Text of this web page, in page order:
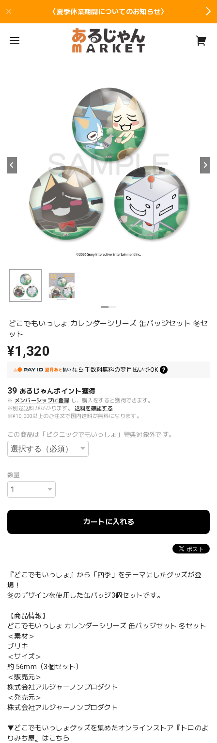
〈夏季休業期間についてのお知らせ〉
どこでもいっしょ カレンダーシリーズ 缶バッジセット 冬セ
ット
¥1,320
なら 手数料無料の翌月払いでOK
39 あるじゃんポイント獲得
※ メンバーシップに登録 し、購入をすると獲得できます。
※別途送料がかかります。
送料を確認する
※¥10,000以上のご注文で国内送料が無料になります。
この商品は「ピクニックでもいっしょ」特典対象外です。
数量
カートに入れる
『どこでもいっしょ』から「四季」をテーマにしたグッズが登
場！
冬のデザインを使用した缶バッジ3個セットです。
【商品情報】
どこでもいっしょ カレンダーシリーズ 缶バッジセット 冬セット
＜素材＞
ブリキ
＜サイズ＞
約 56mm（3個セット）
＜販売元＞
株式会社アルジャーノンプロダクト
＜発売元＞
株式会社アルジャーノンプロダクト
▼どこでもいっしょグッズを集めたオンラインストア『トロのよ
りみち屋』はこちら